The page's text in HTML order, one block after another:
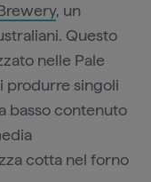
, un
Questo
nelle Pale
produrre singoli
basso contenuto
cotta nel forno